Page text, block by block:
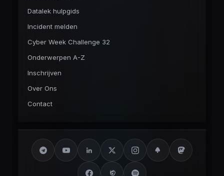
Datalek hulpgids
Incident melden
Cyber Week Challenge 32
Onderwerpen A-Z
Inschrijven
Over Ons
Contact